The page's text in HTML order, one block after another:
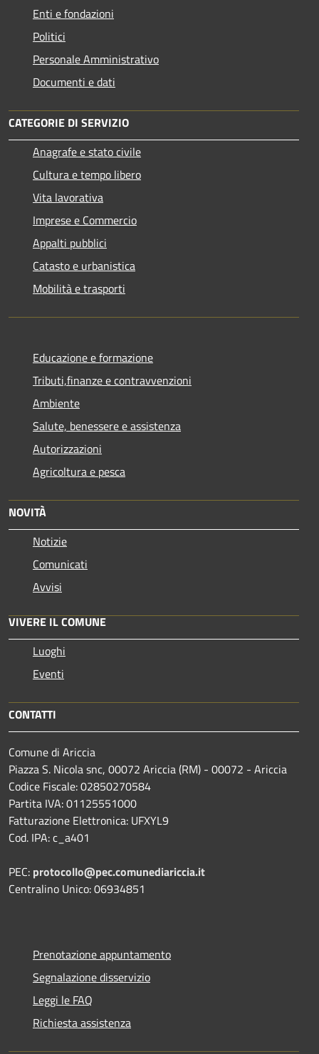
Enti e fondazioni
Politici
Personale Amministrativo
Documenti e dati
CATEGORIE DI SERVIZIO
Anagrafe e stato civile
Cultura e tempo libero
Vita lavorativa
Imprese e Commercio
Appalti pubblici
Catasto e urbanistica
Mobilità e trasporti
Educazione e formazione
Tributi,finanze e contravvenzioni
Ambiente
Salute, benessere e assistenza
Autorizzazioni
Agricoltura e pesca
NOVITÀ
Notizie
Comunicati
Avvisi
VIVERE IL COMUNE
Luoghi
Eventi
CONTATTI
Comune di Ariccia
Piazza S. Nicola snc, 00072 Ariccia (RM) - 00072 - Ariccia
Codice Fiscale: 02850270584
Partita IVA: 01125551000
Fatturazione Elettronica: UFXYL9
Cod. IPA: c_a401
PEC: protocollo@pec.comunediariccia.it
Centralino Unico: 06934851
Prenotazione appuntamento
Segnalazione disservizio
Leggi le FAQ
Richiesta assistenza